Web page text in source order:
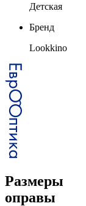
Детская
Бренд
Lookkino
Размеры
оправы